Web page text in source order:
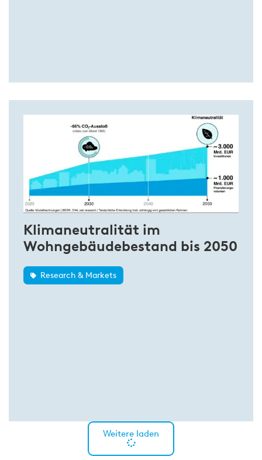
Klimaneutralität im
Wohngebäudebestand bis 2050
Research & Markets
Weitere laden